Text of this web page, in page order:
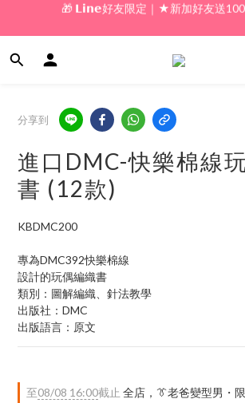
🎁 新好友購物金｜★加入新會員領
分享到
進口DMC-快樂棉線
書 (12款)
KBDMC200
專為DMC392快樂棉線
設計的玩偶編織書
類別：圖解編織、針法教學
出版社：DMC
出版語言：原文
至08/08 16:00截止 全店，👔老爸變型男・